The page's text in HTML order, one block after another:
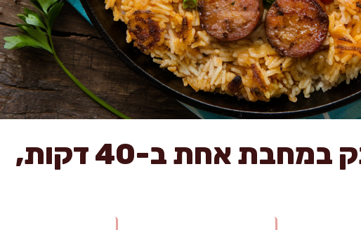
אורז ונקניקיות מפנק במחבת אחת ב-40 דקות,